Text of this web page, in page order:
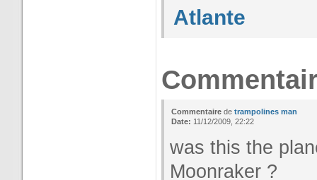
Atlante
Commentaire de trampolines man
Date: 11/12/2009, 22:22
was this the
Moonraker ?